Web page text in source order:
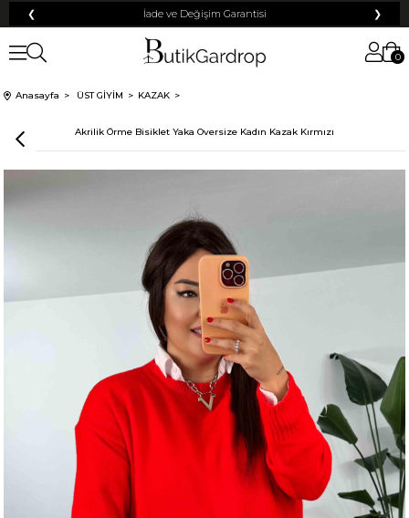
❮ Tüm Kredi Kartlarına +12 Taksit İmkanı! ❯
0
Anasayfa ÜST GİYİM KAZAK
Akrilik Örme Bisiklet Yaka Oversize Kadın Kazak Kırmızı